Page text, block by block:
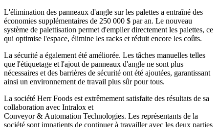
L'élimination des panneaux d'angle sur les palettes a entraîné des
économies supplémentaires de 250 000 $ par an. Le nouveau
système de palettisation permet d'empiler directement les palettes, ce
qui optimise l'espace, élimine les racks et réduit encore les coûts.
La sécurité a également été améliorée. Les tâches manuelles telles
que l'étiquetage et l'ajout de panneaux d'angle ne sont plus
nécessaires et des barrières de sécurité ont été ajoutées, garantissant
ainsi un environnement de travail plus sûr pour tous.
La société Herr Foods est extrêmement satisfaite des résultats de sa
collaboration avec Intralox et
Conveyor & Automation Technologies. Les représentants de la
société sont impatients de continuer à travailler avec les deux parties